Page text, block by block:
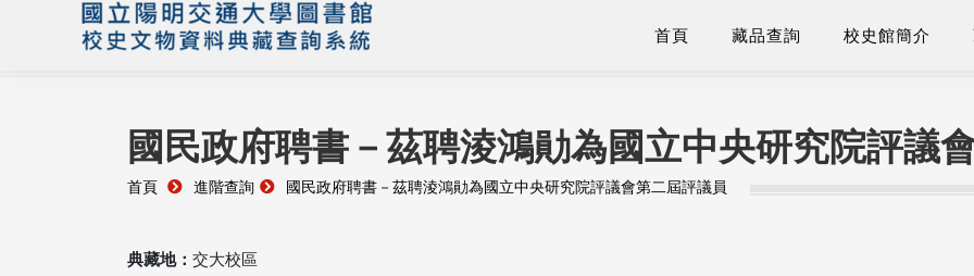
首頁 藏品查詢 校史館簡介
國民政府聘書－茲聘淩鴻勛為國立中央研究院評議
首頁 進階查詢 國民政府聘書－茲聘淩鴻勛為國立中央研究院評議會第二屆評議員
典藏地： 交大校區